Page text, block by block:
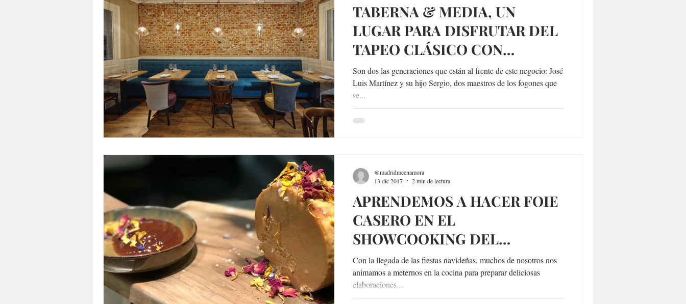
TABERNA & MEDIA, UN
LUGAR PARA DISFRUTAR DEL
TAPEO CLÁSICO CON
RECETAS ACTUALIZADAS
Son dos las generaciones que están al frente de este negocio: José
Luis Martínez y su hijo Sergio, dos maestros de los fogones que
se...
APRENDEMOS A HACER FOIE
CASERO EN EL
SHOWCOOKING DEL
RESTAURANTE AIRE
Con la llegada de las fiestas navideñas, muchos de nosotros nos
animamos a meternos en la cocina para preparar deliciosas
elaboraciones....
@madridmeenamora
13 dic 2017
2 min de lectura